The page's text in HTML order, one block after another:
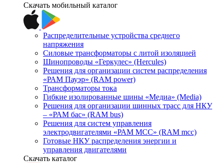
Скачать мобильный каталог
Распределительные устройства среднего
напряжения
Силовые трансформаторы с литой изоляцией
Шинопроводы «Геркулес» (Hercules)
Решения для организации систем распределения
«РАМ Пауэр» (RAM power)
Трансформаторы тока
Гибкие изолированные шины «Медиа» (Media)
Решения для организации шинных трасс для НКУ
– «РАМ бас» (RAM bus)
Решения для систем управления
электродвигателями «РАМ МСС» (RAM mcc)
Готовые НКУ распределения энергии и
управления двигателями
Скачать каталог